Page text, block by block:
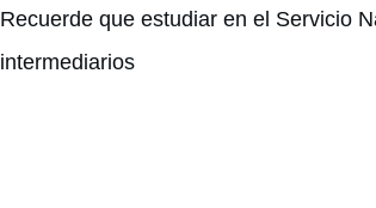
Recuerde que estudiar en el Servicio
intermediarios